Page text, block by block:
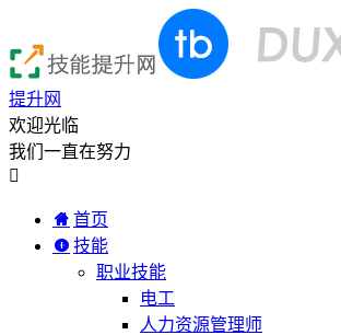
提升网
欢迎光临
我们一直在努力

首页
技能
职业技能
电工
人力资源管理师